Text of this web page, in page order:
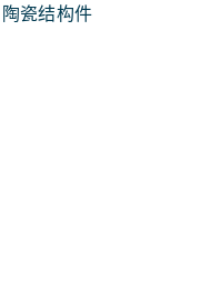
陶瓷结构件